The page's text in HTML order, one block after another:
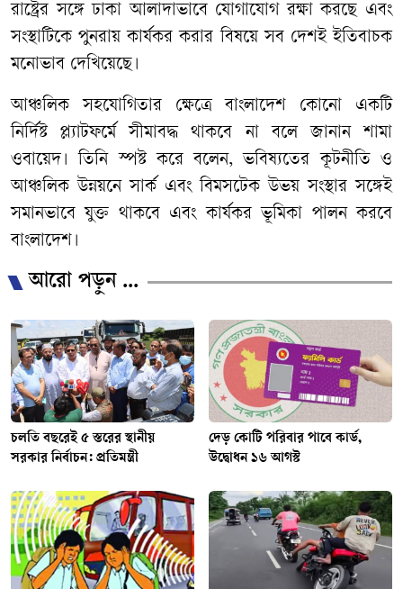
রাষ্ট্রের সঙ্গে ঢাকা আলাদাভাবে যোগাযোগ রক্ষা করছে এবং
সংস্থাটিকে পুনরায় কার্যকর করার বিষয়ে সব দেশই ইতিবাচক
মনোভাব দেখিয়েছে।
​আঞ্চলিক সহযোগিতার ক্ষেত্রে বাংলাদেশ কোনো একটি
নির্দিষ্ট প্ল্যাটফর্মে সীমাবদ্ধ থাকবে না বলে জানান শামা
ওবায়েদ। তিনি স্পষ্ট করে বলেন, ভবিষ্যতের কূটনীতি ও
আঞ্চলিক উন্নয়নে সার্ক এবং বিমসটেক উভয় সংস্থার সঙ্গেই
সমানভাবে যুক্ত থাকবে এবং কার্যকর ভূমিকা পালন করবে
বাংলাদেশ।
আরো পড়ুন ...
চলতি বছরেই ৫ স্তরের স্থানীয়
সরকার নির্বাচন: প্রতিমন্ত্রী
দেড় কোটি পরিবার পাবে কার্ড,
উদ্বোধন ১৬ আগস্ট